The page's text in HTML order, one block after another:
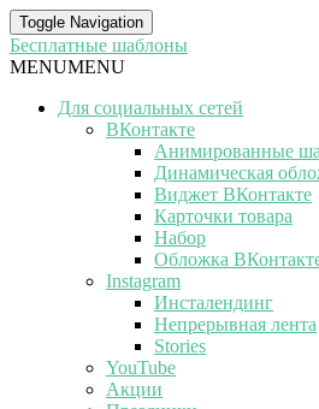
Toggle Navigation
Бесплатные шаблоны
MENUMENU
Для социальных сетей
ВКонтакте
Анимированные
Динамическая
Виджет ВКонтакте
Карточки товара
Набор
Обложка
Instagram
Инсталендинг
Непрерывная лента
Stories
YouTube
Акции